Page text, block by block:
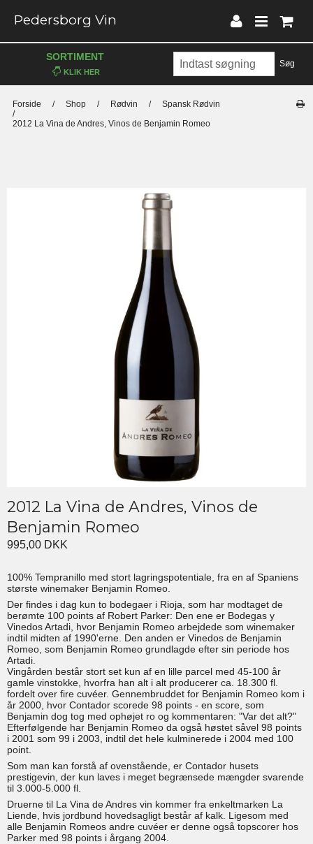
Pedersborg Vin
Søg
SORTIMENT
Forside / Shop / Rødvin /
Spansk Rødvin
/
2012 La Vina de Andres, Vinos de Benjamin Romeo
2012 La Vina de Andres, Vinos de
Benjamin Romeo
995,00 DKK
100% Tempranillo med stort lagringspotentiale, fra en af Spaniens
største winemaker Benjamin Romeo.
Der findes i dag kun to bodegaer i Rioja, som har modtaget de
berømte 100 points af Robert Parker: Den ene er Bodegas y
Vinedos Artadi, hvor Benjamin Romeo arbejdede som winemaker
indtil midten af 1990'erne. Den anden er Vinedos de Benjamin
Romeo, som Benjamin Romeo grundlagde efter sin periode hos
Artadi.
Vingården består stort set kun af en lille parcel med 45-100 år
gamle vinstokke, hvorfra han alt i alt producerer ca. 18.300 fl.
fordelt over fire cuvéer. Gennembruddet for Benjamin Romeo kom i
år 2000, hvor Contador scorede 98 points - en score, som
Benjamin dog tog med ophøjet ro og kommentaren: "Var det alt?"
Efterfølgende har Benjamin Romeo da også høstet såvel 98 points
i 2001 som 99 i 2003, indtil det hele kulminerede i 2004 med 100
point.
Som man kan forstå af ovenstående, er Contador husets
prestigevin, der kun laves i meget begrænsede mængder svarende
til 3.000-5.000 fl.
Druerne til La Vina de Andres vin kommer fra enkeltmarken La
Liende, hvis jordbund hovedsagligt består af kalk. Ligesom med
alle Benjamin Romeos andre cuvéer er denne også topscorer hos
Parker med 98 points i årgang 2004.